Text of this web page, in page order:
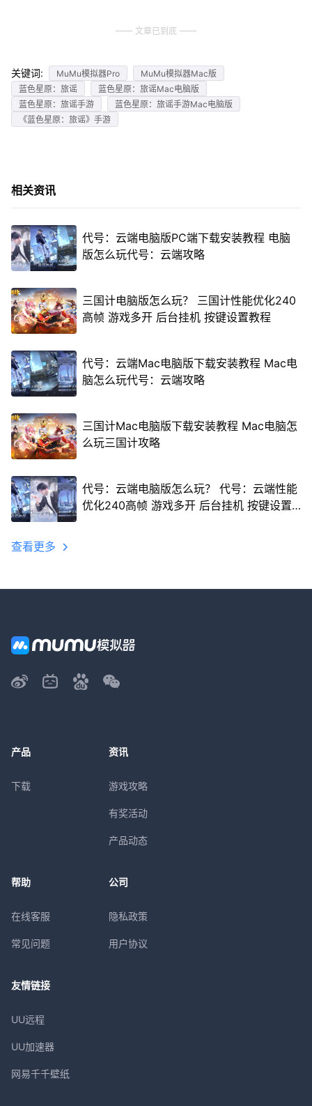
文章已到底
关键词: MuMu模拟器Pro
MuMu模拟器Mac版
蓝色星原：旅谣
蓝色星原：旅谣Mac电脑版
蓝色星原：旅谣手游
蓝色星原：旅谣手游Mac电脑版
《蓝色星原：旅谣》手游
相关资讯
代号：云端电脑版PC端下载安装教程 电脑
版怎么玩代号：云端攻略
三国计电脑版怎么玩？ 三国计性能优化240
高帧 游戏多开 后台挂机 按键设置教程
代号：云端Mac电脑版下载安装教程 Mac电
脑怎么玩代号：云端攻略
三国计Mac电脑版下载安装教程 Mac电脑怎
么玩三国计攻略
代号：云端电脑版怎么玩？ 代号：云端性能
优化240高帧 游戏多开 后台挂机 按键设置
查看更多
产品
下载
资讯
游戏攻略
有奖活动
产品动态
帮助
在线客服
常见问题
公司
隐私政策
用户协议
友情链接
UU远程
UU加速器
网易千千壁纸